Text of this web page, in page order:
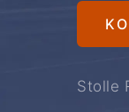
Stolle